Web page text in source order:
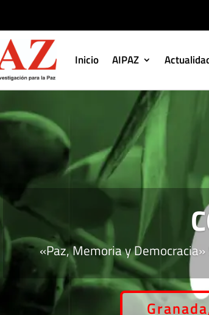
Inicio AIPAZ
«Paz, Memoria y